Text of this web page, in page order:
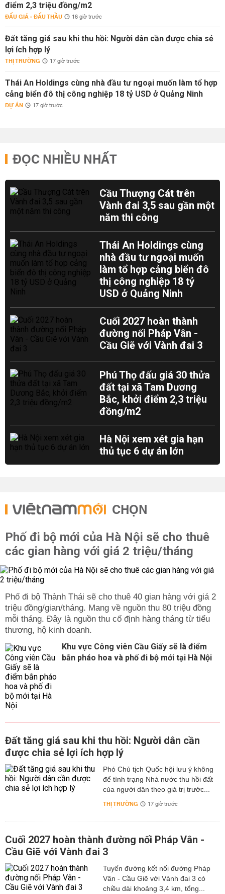
điểm 2,3 triệu đồng/m2
ĐẤU GIÁ - ĐẤU THẦU 16 giờ trước
Đất tăng giá sau khi thu hồi: Người dân cần được chia sẻ
lợi ích hợp lý
THỊ TRƯỜNG 17 giờ trước
Thái An Holdings cùng nhà đầu tư ngoại muốn làm tổ hợp
cảng biển đô thị công nghiệp 18 tỷ USD ở Quảng Ninh
DỰ ÁN 17 giờ trước
ĐỌC NHIỀU NHẤT
Cầu Thượng Cát trên
Vành đai 3,5 sau gần một
năm thi công
Thái An Holdings cùng
nhà đầu tư ngoại muốn
làm tổ hợp cảng biển đô
thị công nghiệp 18 tỷ
USD ở Quảng Ninh
Cuối 2027 hoàn thành
đường nối Pháp Vân -
Cầu Giẽ với Vành đai 3
Phú Thọ đấu giá 30 thửa
đất tại xã Tam Dương
Bắc, khởi điểm 2,3 triệu
đồng/m2
Hà Nội xem xét gia hạn
thủ tục 6 dự án lớn
CHỌN
Phố đi bộ mới của Hà Nội sẽ cho thuê
các gian hàng với giá 2 triệu/tháng
Phố đi bộ Thành Thái sẽ cho thuê 40 gian hàng với giá 2
triệu đồng/gian/tháng. Mang về nguồn thu 80 triệu đồng
mỗi tháng. Đây là nguồn thu cố định hàng tháng từ tiểu
thương, hộ kinh doanh.
Khu vực Công viên Cầu Giấy sẽ là điểm
bắn pháo hoa và phố đi bộ mới tại Hà Nội
Đất tăng giá sau khi thu hồi: Người dân cần
được chia sẻ lợi ích hợp lý
Phó Chủ tịch Quốc hội lưu ý không
để tình trạng Nhà nước thu hồi đất
của người dân theo giá trị trước...
THỊ TRƯỜNG 17 giờ trước
Cuối 2027 hoàn thành đường nối Pháp Vân -
Cầu Giẽ với Vành đai 3
Tuyến đường kết nối đường Pháp
Vân - Cầu Giẽ với Vành đai 3 có
chiều dài khoảng 3,4 km, tổng...